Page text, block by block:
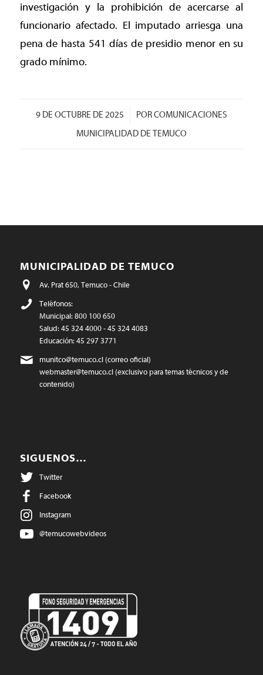
investigación y la prohibición de acercarse al
funcionario afectado. El imputado arriesga una
pena de hasta 541 días de presidio menor en su
grado mínimo.
9 DE OCTUBRE DE 2025
/ PORCOMUNICACIONES
MUNICIPALIDAD DE TEMUCO
MUNICIPALIDAD DE TEMUCO
Av. Prat 650, Temuco - Chile
Teléfonos:
Municipal: 800 100 650
Salud: 45 324 4000 - 45 324 4083
Educación: 45 297 3771
munitco@temuco.cl(correo oficial)
webmaster@temuco.cl(exclusivo para temas técnicos y de
contenido)
SIGUENOS…
Twitter
Facebook
Instagram
@temucowebvideos